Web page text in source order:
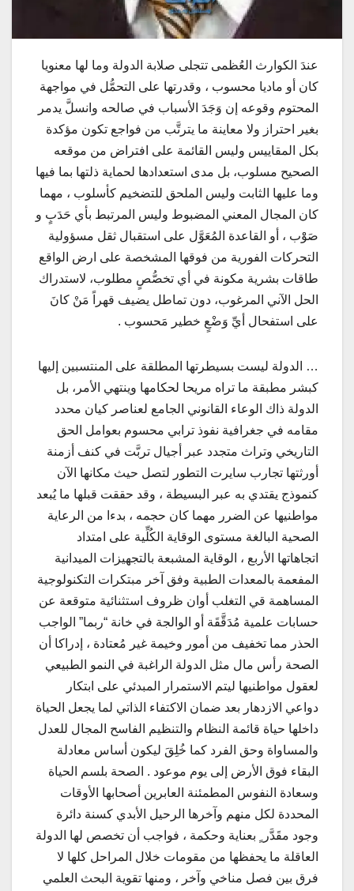
عندَ الكوارث العُظمى تتجلى صلابة الدولة وما لها معنويا
كان أو ماديا محسوب ، وقدرتها على التحمُّل في مواجهة
المحتوم وقوعه إن وَجَدَ الأسباب في صالحه وانسلَّ يدمر
بغير احتراز ولا معاينة ما يترتَّب من فواجع تكون مؤكدة
بكل المقاييس وليس القائمة على افتراض من موقعه
الصحيح مسلوب، بل مدى استعدادها لحماية ذلتها بما فيها
وما عليها الثابت وليس الملحق للتضخيم كأسلوب ، مهما
كان المجال المعني المضبوط وليس المرتبط بأي حَدَبٍ و
صَوْْب ، أو القاعدة المُعَوَّل على استقبال ثقل مسؤولية
التحركات الفورية من فوقها المشخصة على ارض الواقع
طاقات بشرية مكونة في أي تخصُّصٍ مطلوب، لاستدراك
الحل الآني المرغوب، دون تماطل يضيف قهراً مَنْ كانَ
على استفحال أيِّ وَضْعٍ خطير مَحسوب .
… الدولة ليست بسيطرتها المطلقة على المنتسبين إليها
كبشر مطبقة ما تراه مريحا لحكامها وينتهي الأمر، بل
الدولة ذاك الوعاء القانوني الجامع لعناصر كيان محدد
مقامه في جغرافية نفوذ ترابي محسوم بعوامل الحق
التاريخي وتراث متجدد عبر أجيال تربَّت في كنف أزمنة
أورثتها تجارب سايرت التطور لتصل حيث مكانها الآن
كنموذج يقتدي به عبر البسيطة ، وقد حققت قبلها ما يُبعد
مواطنيها عن الضرر مهما كان حجمه ، بدءا من الرعاية
الصحية البالغة مستوى الوقاية الكُلِّية على امتداد
اتجاهاتها الأربع ، الوقاية المشبعة بالتجهيزات الميدانية
المفعمة بالمعدات الطبية وفق آخر مبتكرات التكنولوجية
المساهمة قي التغلب أوان ظروف استثنائية متوقعة عن
حسابات علمية مُدَقَّقَة أو الوالجة في خانة “ربما” الواجب
الحذر مما تخفيف من أمور وخيمة غير مُعتادة ، إدراكا أن
الصحة رأس مال مثل الدولة الراغبة في النمو الطبيعي
لعقول مواطنيها ليتم الاستمرار المبدئي على ابتكار
دواعي الازدهار بعد ضمان الاكتفاء الذاتي لما يجعل الحياة
داخلها حياة قائمة النظام والتنظيم الفاسح المجال للعدل
والمساواة وحق الفرد كما خُلِقَ ليكون أساس معادلة
البقاء فوق الأرض إلى يوم موعود . الصحة بلسم الحياة
وسعادة النفوس المطمئنة العابرين أصحابها الأوقات
المحددة لكل منهم وآخرها الرحيل الأبدي كسنة دائرة
وجود مقَدَّر ٍ بعناية وحكمة ، فواجب أن تخصص لها الدولة
العاقلة ما يحفظها من مقومات خلال المراحل كلها لا
فرق بين فصل مناخي وآخر ، ومنها تقوية البحث العلمي